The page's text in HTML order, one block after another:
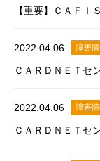
【重要】ＣＡＦＩ
2022.04.06 障害
ＣＡＲＤＮＥＴセ
2022.04.06 障害
ＣＡＲＤＮＥＴセ